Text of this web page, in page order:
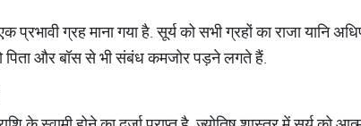
प्रभावी ग्रह माना गया है. सूर्य को सभी ग्रहों का राजा यानि
पिता और बॉस से भी संबंध कमजोर पड़ने लगते हैं.